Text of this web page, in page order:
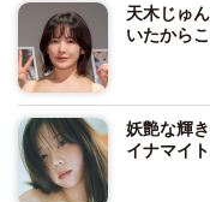
天木じゅ
いたから
妖艶な輝
イナマイ